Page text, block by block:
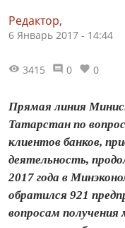
Редактор,
6 Январь 2017 - 14:44
3415 0 0
Прямая линия
Татарстан по
клиентов банков,
деятельность,
2017 года в
обратился 921
вопросам